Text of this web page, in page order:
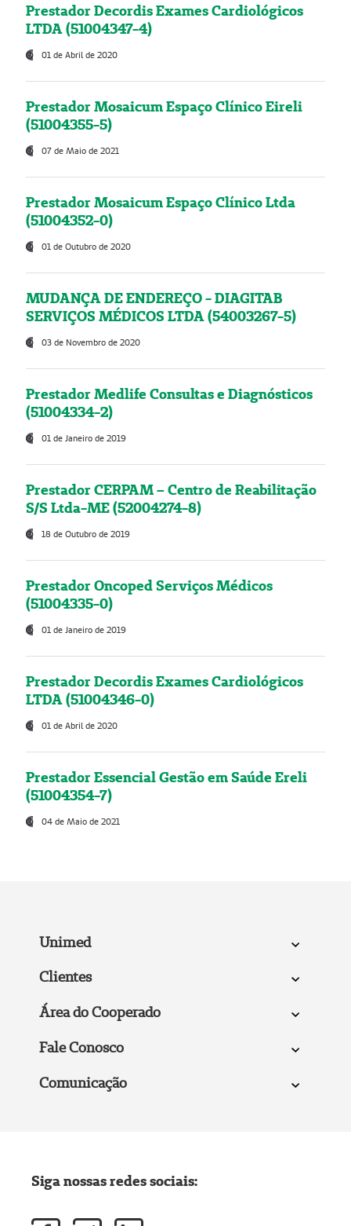
Prestador Decordis Exames Cardiológicos
LTDA (51004347-4)
01 de Abril de 2020
Prestador Mosaicum Espaço Clínico Eireli
(51004355-5)
07 de Maio de 2021
Prestador Mosaicum Espaço Clínico Ltda
(51004352-0)
01 de Outubro de 2020
MUDANÇA DE ENDEREÇO - DIAGITAB
SERVIÇOS MÉDICOS LTDA (54003267-5)
03 de Novembro de 2020
Prestador Medlife Consultas e Diagnósticos
(51004334-2)
01 de Janeiro de 2019
Prestador CERPAM – Centro de Reabilitação
S/S Ltda-ME (52004274-8)
18 de Outubro de 2019
Prestador Oncoped Serviços Médicos
(51004335-0)
01 de Janeiro de 2019
Prestador Decordis Exames Cardiológicos
LTDA (51004346-0)
01 de Abril de 2020
Prestador Essencial Gestão em Saúde Ereli
(51004354-7)
04 de Maio de 2021
Unimed
Clientes
Área do Cooperado
Fale Conosco
Comunicação
Siga nossas redes sociais: